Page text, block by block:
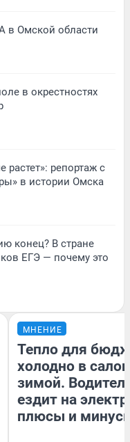
в Омской области
в окрестностях
растет»: репортаж с
в истории Омска
конец? В стране
ЕГЭ — почему это
МНЕНИЕ
Тепло для
холодно в
зимой.
ездит на
плюсы и